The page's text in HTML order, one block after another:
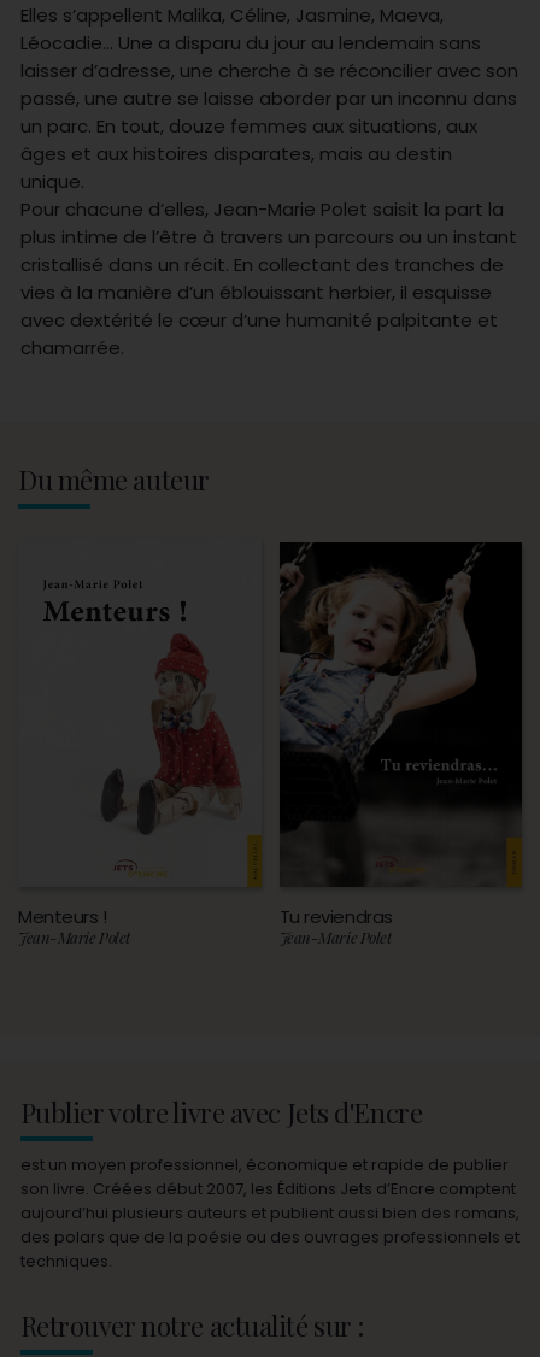
Elles s’appellent Malika, Céline, Jasmine, Maeva,
Léocadie… Une a disparu du jour au lendemain sans
laisser d’adresse, une cherche à se réconcilier avec son
passé, une autre se laisse aborder par un inconnu dans
un parc. En tout, douze femmes aux situations, aux
âges et aux histoires disparates, mais au destin
unique.
Pour chacune d’elles, Jean-Marie Polet saisit la part la
plus intime de l’être à travers un parcours ou un instant
cristallisé dans un récit. En collectant des tranches de
vies à la manière d’un éblouissant herbier, il esquisse
avec dextérité le cœur d’une humanité palpitante et
chamarrée.
Du même auteur
Menteurs !
Jean-Marie Polet
Tu reviendras
Jean-Marie Polet
Publier votre livre avec Jets d'Encre
est un moyen professionnel, économique et rapide de publier
son livre. Créées début 2007, les Éditions Jets d’Encre comptent
aujourd’hui plusieurs auteurs et publient aussi bien des romans,
des polars que de la poésie ou des ouvrages professionnels et
techniques.
Retrouver notre actualité sur :